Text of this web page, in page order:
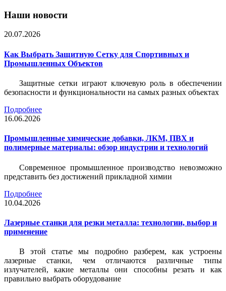
Наши новости
20.07.2026
Как Выбрать Защитную Сетку для Спортивных и
Промышленных Объектов
Защитные сетки играют ключевую роль в обеспечении
безопасности и функциональности на самых разных объектах
Подробнее
16.06.2026
Промышленные химические добавки, ЛКМ, ПВХ и
полимерные материалы: обзор индустрии и технологий
Современное промышленное производство невозможно
представить без достижений прикладной химии
Подробнее
10.04.2026
Лазерные станки для резки металла: технологии, выбор и
применение
В этой статье мы подробно разберем, как устроены
лазерные станки, чем отличаются различные типы
излучателей, какие металлы они способны резать и как
правильно выбрать оборудование